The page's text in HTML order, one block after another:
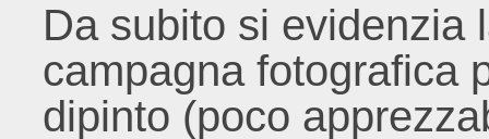
Da subito si evidenzia
campagna fotografica
dipinto (poco